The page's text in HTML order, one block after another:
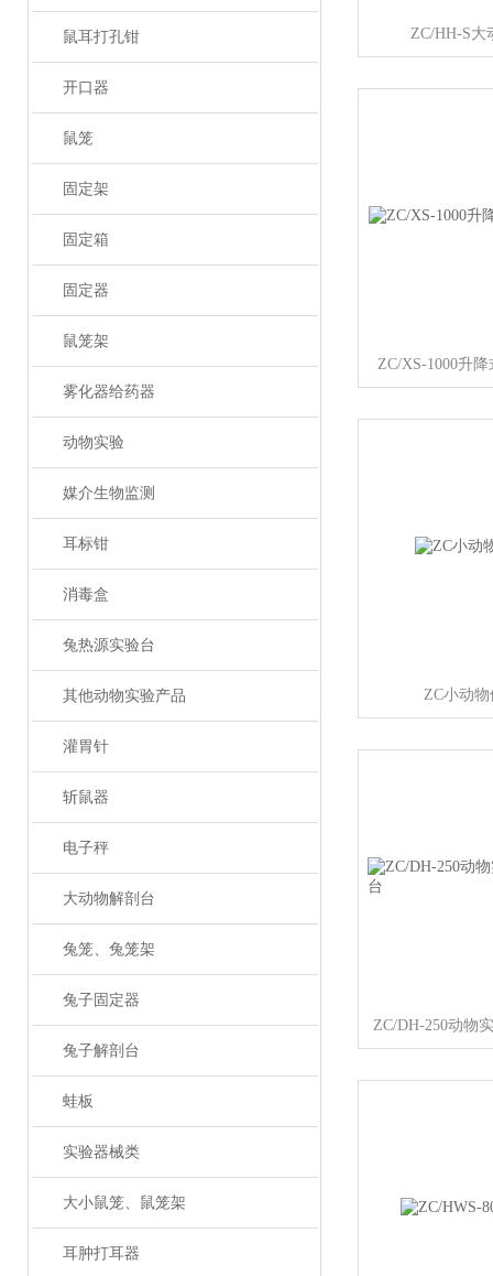
鼠耳打孔钳
开口器
鼠笼
固定架
固定箱
固定器
鼠笼架
雾化器给药器
动物实验
媒介生物监测
耳标钳
消毒盒
兔热源实验台
其他动物实验产品
灌胃针
斩鼠器
电子秤
大动物解剖台
兔笼、兔笼架
兔子固定器
兔子解剖台
蛙板
实验器械类
大小鼠笼、鼠笼架
耳肿打耳器
ZC/HH-S大
ZC/XS-1000升
ZC小动
ZC/DH-250动物